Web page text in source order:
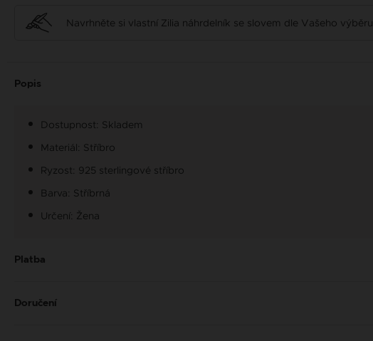
Navrhněte si vlastní Zilia náhrdelník se slovem dle Vašeho výběru
Popis
Dostupnost: Skladem
Materiál: Stříbro
Ryzost: 925 sterlingové stříbro
Barva: Stříbrná
Určení: Žena
Platba
Doručení